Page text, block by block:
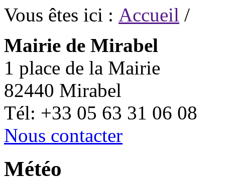
Vous êtes ici : Accueil /
Mairie de Mirabel
1 place de la Mairie
82440 Mirabel
Tél: +33 05 63 31 06 08
Nous contacter
Météo